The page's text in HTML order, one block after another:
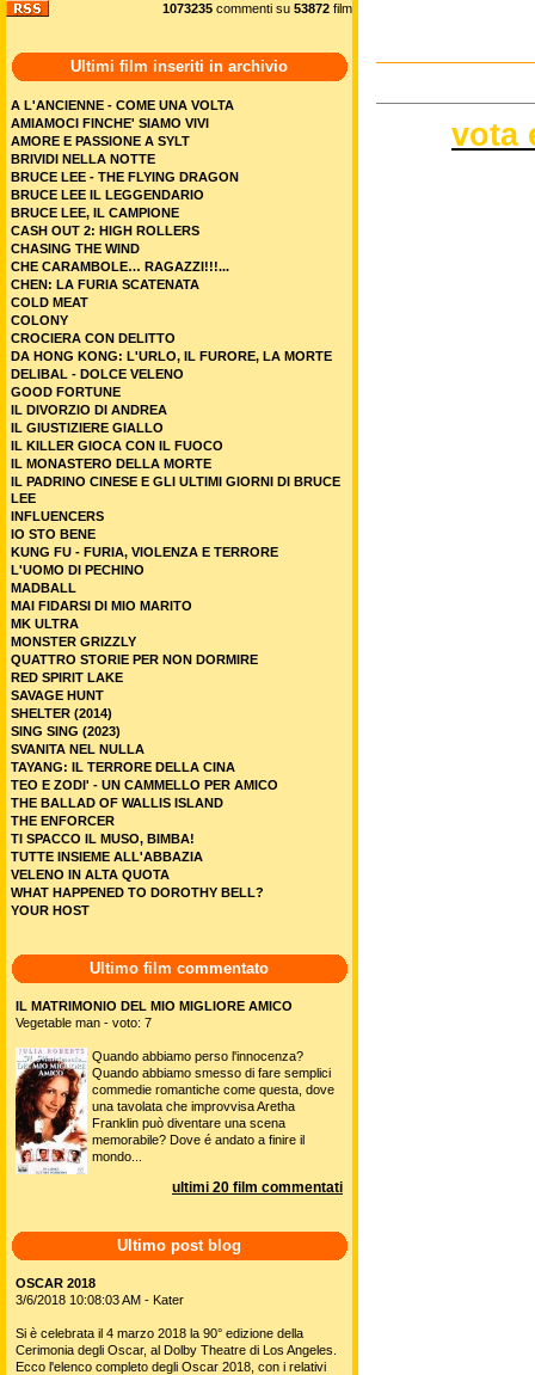
vota
1073235 commenti su 53872 film
Ultimi film inseriti in archivio
A L'ANCIENNE - COME UNA VOLTA
AMIAMOCI FINCHE' SIAMO VIVI
AMORE E PASSIONE A SYLT
BRIVIDI NELLA NOTTE
BRUCE LEE - THE FLYING DRAGON
BRUCE LEE IL LEGGENDARIO
BRUCE LEE, IL CAMPIONE
CASH OUT 2: HIGH ROLLERS
CHASING THE WIND
CHE CARAMBOLE… RAGAZZI!!!...
CHEN: LA FURIA SCATENATA
COLD MEAT
COLONY
CROCIERA CON DELITTO
DA HONG KONG: L'URLO, IL FURORE, LA MORTE
DELIBAL - DOLCE VELENO
GOOD FORTUNE
IL DIVORZIO DI ANDREA
IL GIUSTIZIERE GIALLO
IL KILLER GIOCA CON IL FUOCO
IL MONASTERO DELLA MORTE
IL PADRINO CINESE E GLI ULTIMI GIORNI DI BRUCE
LEE
INFLUENCERS
IO STO BENE
KUNG FU - FURIA, VIOLENZA E TERRORE
L'UOMO DI PECHINO
MADBALL
MAI FIDARSI DI MIO MARITO
MK ULTRA
MONSTER GRIZZLY
QUATTRO STORIE PER NON DORMIRE
RED SPIRIT LAKE
SAVAGE HUNT
SHELTER (2014)
SING SING (2023)
SVANITA NEL NULLA
TAYANG: IL TERRORE DELLA CINA
TEO E ZODI' - UN CAMMELLO PER AMICO
THE BALLAD OF WALLIS ISLAND
THE ENFORCER
TI SPACCO IL MUSO, BIMBA!
TUTTE INSIEME ALL'ABBAZIA
VELENO IN ALTA QUOTA
WHAT HAPPENED TO DOROTHY BELL?
YOUR HOST
Ultimo film commentato
IL MATRIMONIO DEL MIO MIGLIORE AMICO
Vegetable man - voto: 7
Quando abbiamo perso l'innocenza?
Quando abbiamo smesso di fare semplici
commedie romantiche come questa, dove
una tavolata che improvvisa Aretha
Franklin può diventare una scena
memorabile? Dove é andato a finire il
mondo...
ultimi 20 film commentati
Ultimo post blog
OSCAR 2018
3/6/2018 10:08:03 AM - Kater
Si è celebrata il 4 marzo 2018 la 90° edizione della
Cerimonia degli Oscar, al Dolby Theatre di Los Angeles.
Ecco l'elenco completo degli Oscar 2018, con i relativi